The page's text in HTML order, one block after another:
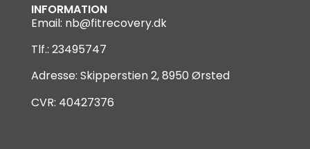
INFORMATION
Email: nb@fitrecovery.dk
Tlf.: 23495747
Adresse: Skipperstien 2, 8950 Ørsted
CVR: 40427376